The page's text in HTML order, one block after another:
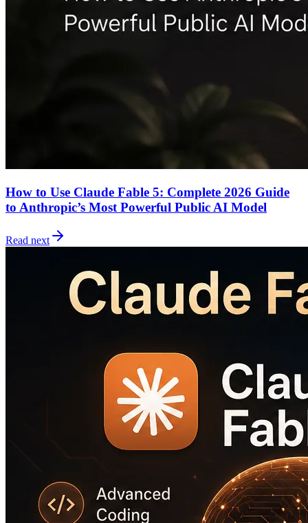
How to Use Claude Fable 5: Complete 2026 Guide
to Anthropic’s Most Powerful Public AI Model
Read next